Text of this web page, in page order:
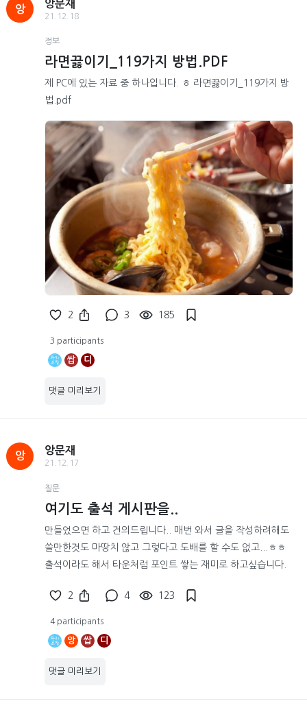
앙
앙문재
21.12.18
정보
라면끓이기_119가지 방법.PDF
제 PC에 있는 자료 중 하나입니다. ㅎ 라면끓이기_119가지 방
법.pdf
2 3 185
3 participants
쌉 디
댓글 미리보기
앙
앙문재
21.12.17
질문
여기도 출석 게시판을..
만들었으면 하고 건의드립니다.. 매번 와서 글을 작성하려해도
쓸만한것도 마땅치 않고 그렇다고 도배를 할 수도 없고...ㅎㅎ
출석이라도 해서 타운처럼 포인트 쌓는 재미로 하고싶습니다.
2 4 123
4 participants
앙 쌉 디
댓글 미리보기